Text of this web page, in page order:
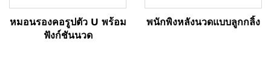
หมอนรองคอรูปตัว U พร้อม
ฟังก์ชันนวด
พนักพิงหลังนวดแบบลูกกลิ้ง